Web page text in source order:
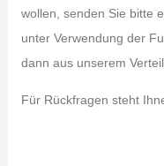
wollen, senden Sie bitte
unter Verwendung der
dann aus unserem
Für Rückfragen steht